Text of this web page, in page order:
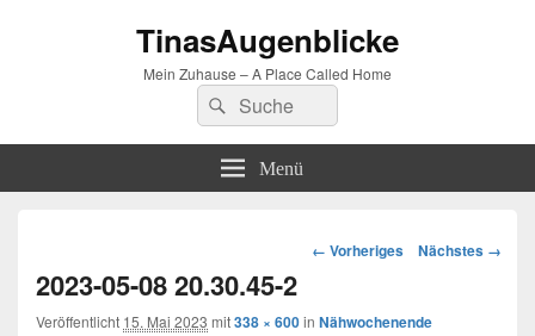
TinasAugenblicke
Mein Zuhause – A Place Called Home
Suchen
nach:
Suchen
Menü
Bilder-
← Vorheriges Nächstes →
2023-05-08 20.30.45-2
Veröffentlicht 15. Mai 2023 mit338 × 600in Nähwochenende